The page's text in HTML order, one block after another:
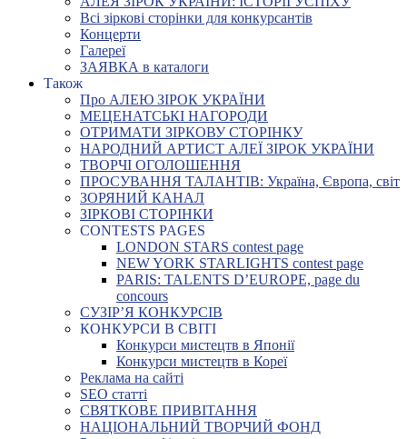
Всі зіркові сторінки для конкурсантів
Концерти
Галереї
ЗАЯВКА в каталоги
Також
Про АЛЕЮ ЗІРОК УКРАЇНИ
МЕЦЕНАТСЬКІ НАГОРОДИ
ОТРИМАТИ ЗІРКОВУ СТОРІНКУ
НАРОДНИЙ АРТИСТ АЛЕЇ ЗІРОК УКРАЇНИ
ТВОРЧІ ОГОЛОШЕННЯ
ПРОСУВАННЯ ТАЛАНТІВ: Україна, Європа, світ
ЗОРЯНИЙ КАНАЛ
ЗІРКОВІ СТОРІНКИ
CONTESTS PAGES
LONDON STARS contest page
NEW YORK STARLIGHTS contest page
PARIS: TALENTS D’EUROPE, page du
concours
СУЗІР’Я КОНКУРСІВ
КОНКУРСИ В СВІТІ
Конкурси мистецтв в Японії
Конкурси мистецтв в Кореї
Реклама на сайті
SEO статті
СВЯТКОВЕ ПРИВІТАННЯ
НАЦІОНАЛЬНИЙ ТВОРЧИЙ ФОНД